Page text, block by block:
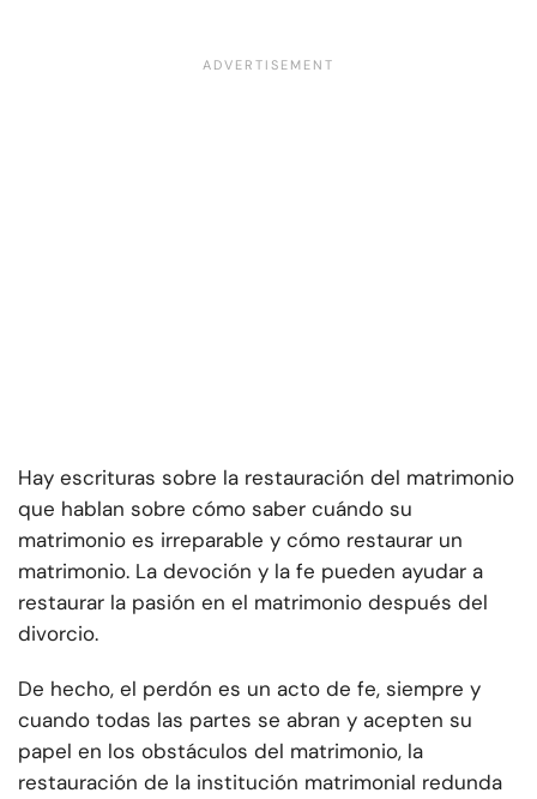
Hay escrituras sobre la restauración del matrimonio
que hablan sobre cómo saber cuándo su
matrimonio es irreparable y cómo restaurar un
matrimonio. La devoción y la fe pueden ayudar a
restaurar la pasión en el matrimonio después del
divorcio.
De hecho, el perdón es un acto de fe, siempre y
cuando todas las partes se abran y acepten su
papel en los obstáculos del matrimonio, la
restauración de la institución matrimonial redunda